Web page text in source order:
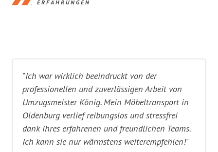
ERFAHRUNGEN
"Ich war wirklich beeindruckt von der
professionellen und zuverlässigen Arbeit von
Umzugsmeister König. Mein Möbeltransport in
Oldenburg verlief reibungslos und stressfrei
dank ihres erfahrenen und freundlichen Teams.
Ich kann sie nur wärmstens weiterempfehlen!"